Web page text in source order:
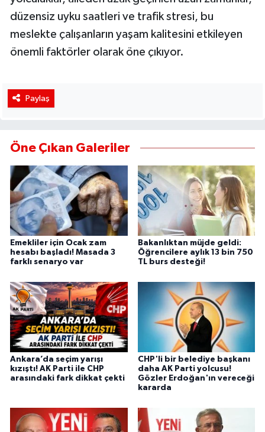
düzensiz uyku saatleri ve trafik stresi, bu
meslekte çalışanların yaşam kalitesini etkileyen
önemli faktörler olarak öne çıkıyor.
Paylaş
Öne Çıkan Galeriler
Emekliler için Ocak zam
hesabı başladı! Masada 3
farklı senaryo var
Bakanlıktan müjde geldi:
Öğrencilere aylık 13 bin 750
TL burs desteği!
Ankara’da seçim yarışı
kızıştı! AK Parti ile CHP
arasındaki fark dikkat çekti
CHP'li bir belediye başkanı
daha AK Parti yolcusu!
Gözler Erdoğan'ın vereceği
kararda